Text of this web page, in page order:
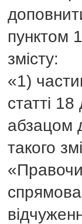
пунктом
змісту:
«1)
статті
абзацом
такого